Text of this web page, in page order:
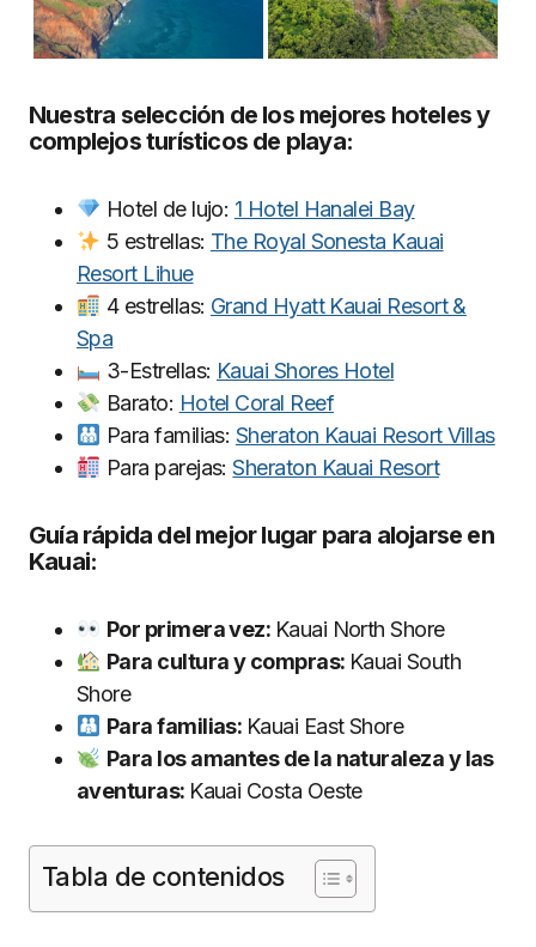
Nuestra selección de los mejores hoteles y
complejos turísticos de playa:
Hotel de lujo: 1 Hotel Hanalei Bay
5 estrellas: The Royal Sonesta Kauai
Resort Lihue
4 estrellas: Grand Hyatt Kauai Resort &
Spa
3-Estrellas: Kauai Shores Hotel
Barato: Hotel Coral Reef
Para familias: Sheraton Kauai Resort Villas
Para parejas:Sheraton Kauai Resort
Guía rápida del mejor lugar para alojarse en
Kauai:
Por primera vez: Kauai North Shore
Para cultura y compras: Kauai South
Shore
Para familias: Kauai East Shore
Para los amantes de la naturaleza y las
aventuras: Kauai Costa Oeste
Tabla de contenidos